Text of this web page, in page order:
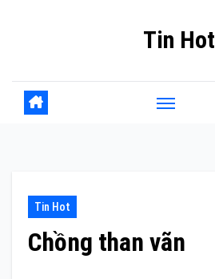
Tin Hot
Tin Hot
Chồng than vãn